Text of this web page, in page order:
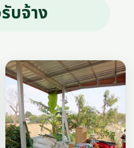
บจ้าง